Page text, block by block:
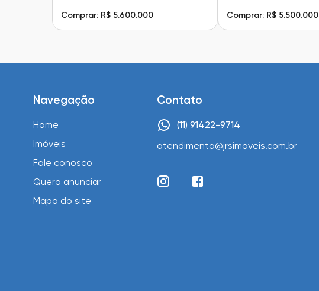
Comprar: R$ 5.600.000 Comprar: R$ 5.500.000
Navegação
Home
Imóveis
Fale conosco
Quero anunciar
Mapa do site
Contato
(11) 91422-9714
atendimento@jrsimoveis.com.br